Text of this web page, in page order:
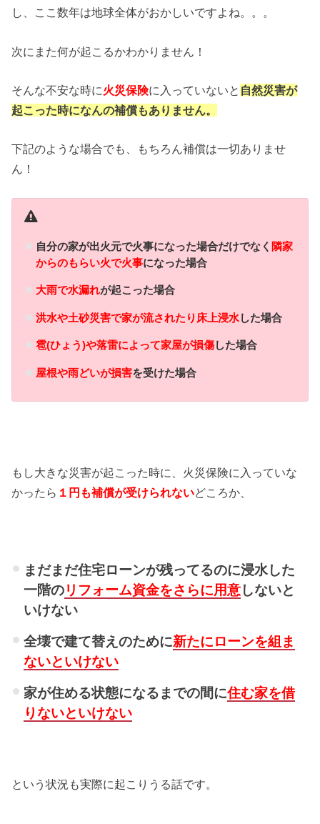
し、ここ数年は地球全体がおかしいですよね。。。
次にまた何が起こるかわかりません！
そんな不安な時に火災保険に入っていないと 自然災害が
起こった時になんの補償もありません。
下記のような場合でも、もちろん補償は一切ありませ
ん！
自分の家が出火元で火事になった場合だけでなく 隣家
からのもらい火で火事になった場合
大雨で水漏れが起こった場合
洪水や土砂災害で家が流されたり床上浸水した場合
雹(ひょう)や落雷によって家屋が損傷した場合
屋根や雨どいが損害を受けた場合
もし大きな災害が起こった時に、火災保険に入っていな
かったら １円も補償が受けられないどころか、
まだまだ住宅ローンが残ってるのに浸水した
一階のリフォーム資金をさらに用意しないと
いけない
全壊で建て替えのために新たにローンを組ま
ないといけない
家が住める状態になるまでの間に住む家を借
りないといけない
という状況も実際に起こりうる話です。